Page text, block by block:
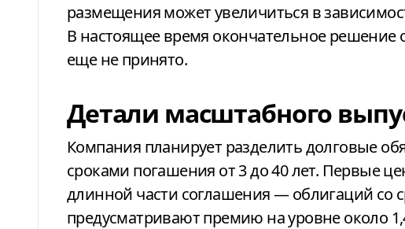
размещения может увеличиться в
В настоящее время окончательное
еще не принято.
Детали масштабного
Компания планирует разделить долговые
сроками погашения от 3 до 40 лет. Первые
длинной части соглашения — облигаций со
предусматривают премию на уровне около